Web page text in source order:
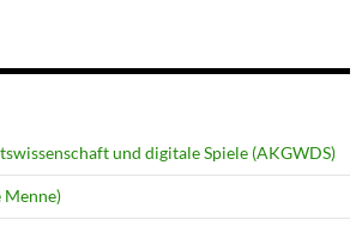
und digitale Spiele (AKGWDS)